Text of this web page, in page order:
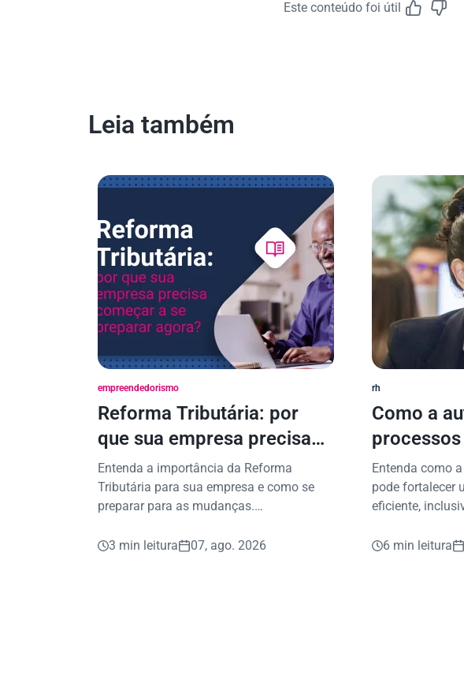
Este conteúdo foi útil
Leia também
empreendedorismo
Reforma Tributária: por
que sua empresa precisa
começar a se preparar
agora?
Entenda a importância da Reforma
Tributária para sua empresa e como se
preparar para as mudanças.
seguras.
3 min leitura 07, ago. 2026
rh
Como a
uma
eficiente
Entenda como
pode fortalecer
eficiente,
6 min leitura